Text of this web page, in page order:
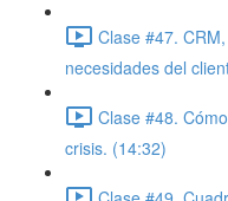
Clase #47.
necesidades del
Clase #48.
crisis. (14:32)